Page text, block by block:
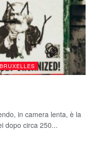
in camera lenta, è la
dopo circa 250...